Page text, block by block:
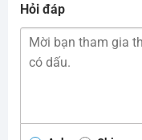
Hỏi đáp